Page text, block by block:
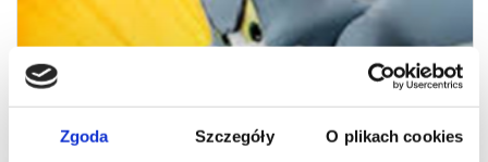
Zgoda Szczegóły O plikach cookies